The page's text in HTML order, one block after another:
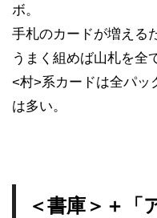
ボ。
手札のカードが増える
うまく組めば山札を全
<村>系カードは全パッ
は多い。
＜書庫＞＋「